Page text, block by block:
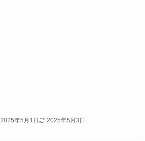
2025年5月1日 2025年5月3日